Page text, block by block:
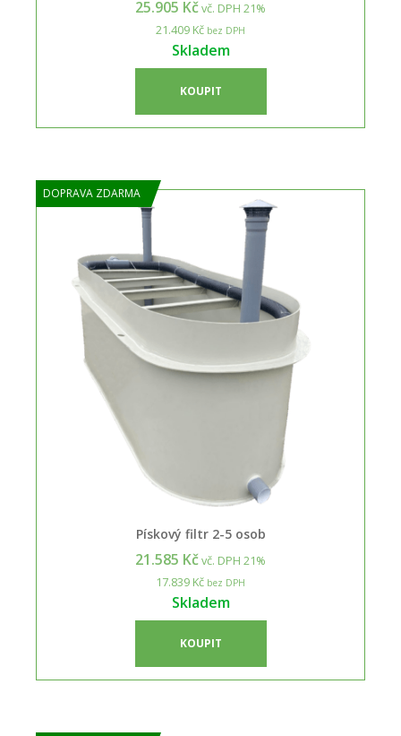
25.905 Kčvč. DPH 21%
21.409 Kč bez DPH
Skladem
KOUPIT
DOPRAVA ZDARMA
Pískový filtr 2-5 osob
21.585 Kčvč. DPH 21%
17.839 Kč bez DPH
Skladem
KOUPIT